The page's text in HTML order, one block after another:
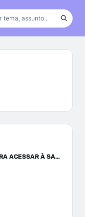
GUIA DEFINITIVO PARA ACESSAR À SAÚDE PELO SUS OU PLANO DE SAÚDE